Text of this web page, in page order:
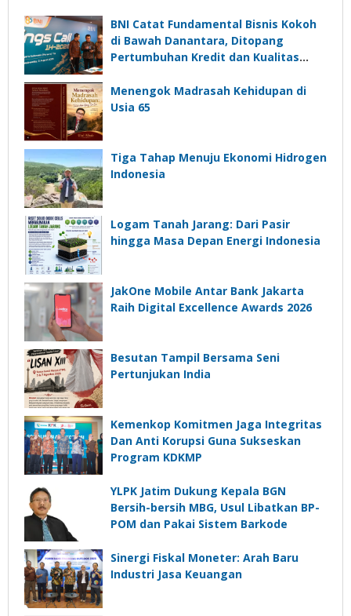
BNI Catat Fundamental Bisnis Kokoh
di Bawah Danantara, Ditopang
Pertumbuhan Kredit dan Kualitas
Menengok Madrasah Kehidupan di
Usia 65
Tiga Tahap Menuju Ekonomi Hidrogen
Indonesia
Logam Tanah Jarang: Dari Pasir
hingga Masa Depan Energi Indonesia
JakOne Mobile Antar Bank Jakarta
Raih Digital Excellence Awards 2026
Besutan Tampil Bersama Seni
Pertunjukan India
Kemenkop Komitmen Jaga Integritas
Dan Anti Korupsi Guna Sukseskan
Program KDKMP
YLPK Jatim Dukung Kepala BGN
Bersih-bersih MBG, Usul Libatkan BP-
POM dan Pakai Sistem Barkode
Sinergi Fiskal Moneter: Arah Baru
Industri Jasa Keuangan